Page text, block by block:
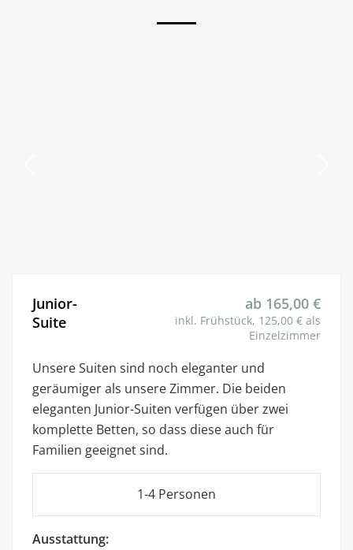
Junior-
Suite
ab 165,00 €
inkl. Frühstück, 125,00 € als
Einzelzimmer
Unsere Suiten sind noch eleganter und
geräumiger als unsere Zimmer. Die beiden
eleganten Junior-Suiten verfügen über zwei
komplette Betten, so dass diese auch für
Familien geeignet sind.
1-4 Personen
Ausstattung: